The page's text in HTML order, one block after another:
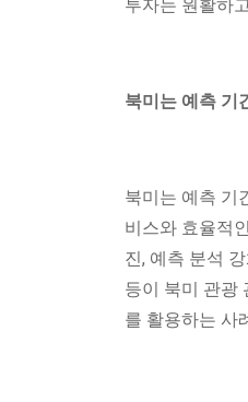
투자는 원활하
북미는 예측 기
북미는 예측 기
비스와 효율적
진, 예측 분석
등이 북미 관광
를 활용하는 사